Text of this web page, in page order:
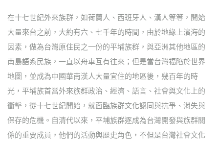
在十七世紀外來族群，如荷蘭人、西班牙人、漢人等等，開始
大量來台之前，大約有六、七千年的時間，由於地緣上濱海的
因素，做為台灣原住民之一份的平埔族群，與亞洲其他地區的
南島語系民族，一直以舟車互有往來；但是當台灣福陷於世界
地圖，並成為中國華南漢人大量宜住的地區後，幾百年的時
光，平埔族首當外來族群政治、經濟、語言、社會與文化上的
衝擊，從十七世紀開始，就面臨族群文化認同與抗爭、消失與
保存的危機。自清代以來，平埔族群逐成為台灣開發與族群關
係的重要成員，他們的活動與歷史角色，不但是台灣社會文化